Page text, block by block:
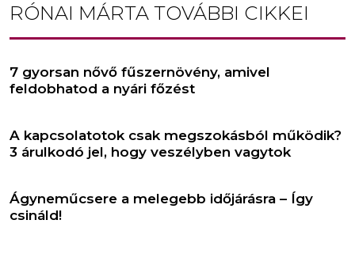
RÓNAI MÁRTA TOVÁBBI CIKKEI
7 gyorsan nővő fűszernövény, amivel
feldobhatod a nyári főzést
A kapcsolatotok csak megszokásból működik?
3 árulkodó jel, hogy veszélyben vagytok
Ágyneműcsere a melegebb időjárásra – Így
csináld!